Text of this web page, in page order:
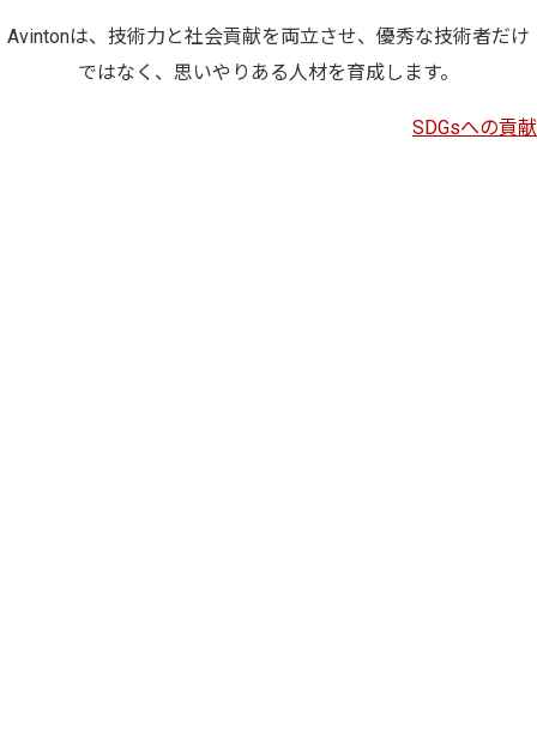
Avintonは、技術力と社会貢献を両立させ、優秀な技術者だけ
ではなく、思いやりある人材を育成します。
SDGsへの貢献